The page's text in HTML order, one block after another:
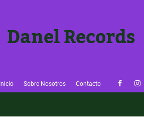
Danel Records
Inicio Sobre Nosotros Contacto
🎶 ¡Sigue Danel Records!